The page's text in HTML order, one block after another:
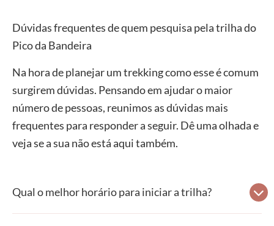
Dúvidas frequentes de quem pesquisa pela trilha do
Pico da Bandeira
Na hora de planejar um trekking como esse é comum
surgirem dúvidas. Pensando em ajudar o maior
número de pessoas, reunimos as dúvidas mais
frequentes para responder a seguir. Dê uma olhada e
veja se a sua não está aqui também.
Qual o melhor horário para iniciar a trilha?